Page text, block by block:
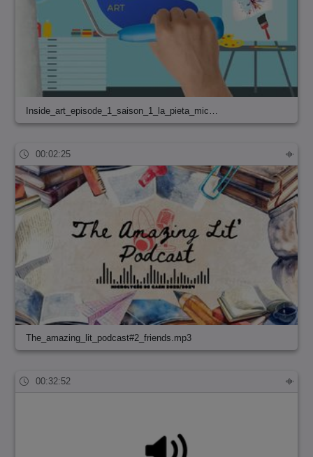
Inside_art_episode_1_saison_1_la_pieta_mic…
00:02:25
The_amazing_lit_podcast#2_friends.mp3
00:32:52